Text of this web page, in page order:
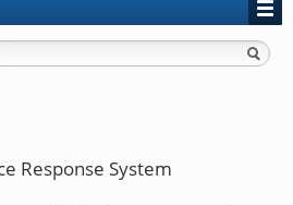
Response System